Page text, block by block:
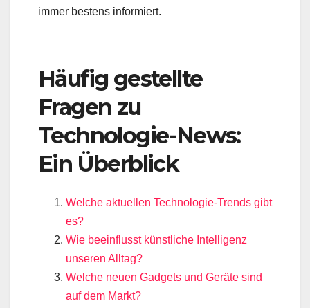
immer bestens informiert.
Häufig gestellte
Fragen zu
Technologie-News:
Ein Überblick
Welche aktuellen Technologie-Trends gibt
es?
Wie beeinflusst künstliche Intelligenz
unseren Alltag?
Welche neuen Gadgets und Geräte sind
auf dem Markt?